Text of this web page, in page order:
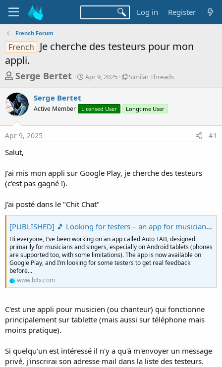
Log in Register
French Forum
French Je cherche des testeurs pour mon
appli.
T
r
e
a
d
s
a
r
e
r
Serge Bertet
S
t
a
Apr 9, 2025
S
l
r
a
Similar Threads
Serge Bertet
Active Member Licensed User Longtime User
Apr 9, 2025 #1
Salut,
J'ai mis mon appli sur Google Play, je cherche des testeurs
(c'est pas gagné !).
J'ai posté dans le "Chit Chat"
[PUBLISHED] 🎵 Looking for testers – an app for musicians and singers (tablet-focused)
Hi everyone, I’ve been working on an app called Auto TAB, designed
primarily for musicians and singers, especially on Android tablets (phones
are supported too, with some limitations). The app is now available on
Google Play, and I’m looking for some testers to get real feedback
before...
www.b4x.com
C'est une appli pour musicien (ou chanteur) qui fonctionne
principalement sur tablette (mais aussi sur téléphone mais
moins pratique).
Si quelqu'un est intéressé il n'y a qu'à m'envoyer un message
privé, j'inscrirai son adresse mail dans la liste des testeurs.